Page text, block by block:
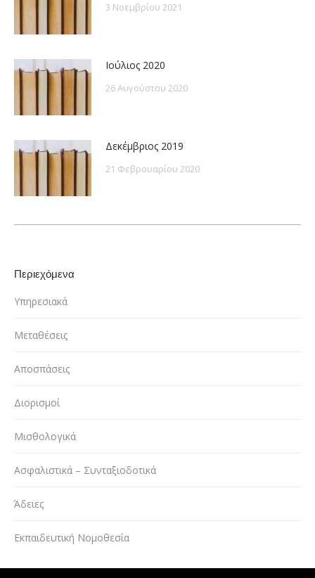
3 Νοεμβρίου 2021
Ιούλιος 2020
26 Αυγούστου 2020
Δεκέμβριος 2019
21 Φεβρουαρίου 2020
Περιεχόμενα
Υπηρεσιακά
Μεταθέσεις
Αποσπάσεις
Διορισμοί
Μισθολογικά
Ασφαλιστικά – Συνταξιοδοτικά
Άδειες
Εκπαιδευτική Νομοθεσία